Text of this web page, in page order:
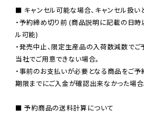
■ キャンセル可能な場合、キャンセル扱い
・予約締め切り前 (商品説明に記載の日
ル可能)
・発売中止、限定生産品の入荷数減数で
当社でご用意できない場合。
・事前のお支払いが必要となる商品をご予
期限までにご入金が確認出来なかった場合
■ 予約商品の送料計算について